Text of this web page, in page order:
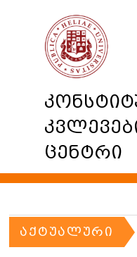
ცენტრი
ᲐᲥᲢᲣᲐᲚᲣᲠᲘ